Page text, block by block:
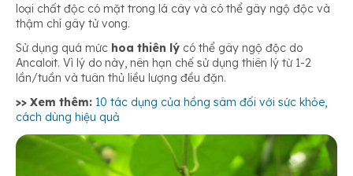
loại chất độc có mặt trong lá cây và có thể gây ngộ độc và
thậm chí gây tử vong.
Sử dụng quá mức hoa thiên lý có thể gây ngộ độc do
Ancaloit. Vì lý do này, nên hạn chế sử dụng thiên lý từ 1-2
lần/tuần và tuân thủ liều lượng đều đặn.
>> Xem thêm: 10 tác dụng của hồng sâm đối với sức khỏe,
cách dùng hiệu quả